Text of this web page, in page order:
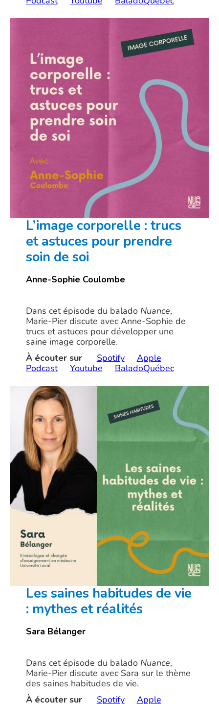
L’image corporelle : trucs
et astuces pour prendre
soin de soi
Anne-Sophie Coulombe
Dans cet épisode du balado Nuance,
Marie-Pier discute avec Anne-Sophie de
trucs et astuces pour développer une
saine image corporelle.
À écouter sur Spotify
Apple
Podcast
Youtube BaladoQuébec
Les saines habitudes de vie
: mythes et réalités
Sara Bélanger
Dans cet épisode du balado Nuance,
Marie-Pier discute avec Sara sur le thème
des saines habitudes de vie.
À écouter sur Spotify
Apple